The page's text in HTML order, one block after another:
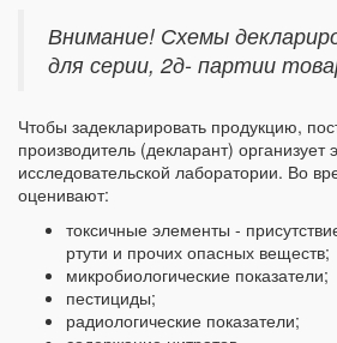
Внимание! Схемы
для серии, 2д- партии
Чтобы задекларировать продукцию,
производитель (декларант) организует
исследовательской лаборатории. Во
оценивают:
токсичные элементы -
ртути и прочих опасных веществ;
микробиологические показатели;
пестициды;
радиологические показатели;